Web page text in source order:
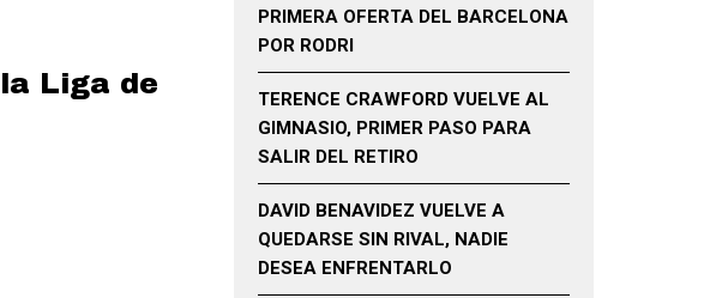
Liga de
PRIMERA OFERTA DEL BARCELONA
POR RODRI
TERENCE CRAWFORD VUELVE AL
GIMNASIO, PRIMER PASO PARA
SALIR DEL RETIRO
DAVID BENAVIDEZ VUELVE A
QUEDARSE SIN RIVAL, NADIE
DESEA ENFRENTARLO